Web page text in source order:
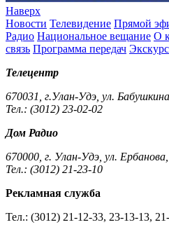
Наверх
Новости Телевидение Прямой
Радио Национальное вещание О
связь Программа передач
Телецентр
670031, г.Улан-Удэ, ул.
Тел.: (3012) 23-02-02
Дом Радио
670000, г. Улан-Удэ, ул.
Тел.: (3012) 21-23-10
Рекламная служба
Тел.: (3012) 21-12-33, 23-13-13,